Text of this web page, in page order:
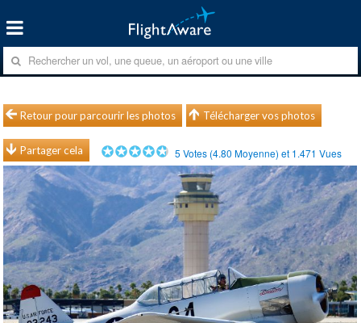
Retour pour parcourir les photos Télécharger vos photos
Partager cela 5 Votes (4.80 Moyenne) et 1.471 Vues